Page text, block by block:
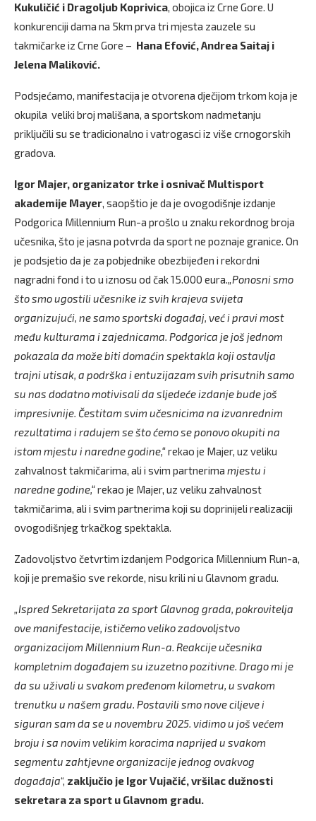
Kukuličić i Dragoljub Koprivica, obojica iz Crne Gore. U
konkurenciji dama na 5km prva tri mjesta zauzele su
takmičarke iz Crne Gore – Hana Efović, Andrea Saitaj i
Jelena Maliković.
Podsjećamo, manifestacija je otvorena dječijom trkom koja je
okupila veliki broj mališana, a sportskom nadmetanju
priključili su se tradicionalno i vatrogasci iz više crnogorskih
gradova.
Igor Majer, organizator trke i osnivač Multisport
akademije Mayer, saopštio je da je ovogodišnje izdanje
Podgorica Millennium Run-a prošlo u znaku rekordnog broja
učesnika, što je jasna potvrda da sport ne poznaje granice. On
je podsjetio da je za pobjednike obezbijeđen i rekordni
nagradni fond i to u iznosu od čak 15.000 eura.„Ponosni smo
što smo ugostili učesnike iz svih krajeva svijeta
organizujući, ne samo sportski događaj, već i pravi most
među kulturama i zajednicama. Podgorica je još jednom
pokazala da može biti domaćin spektakla koji ostavlja
trajni utisak, a podrška i entuzijazam svih prisutnih samo
su nas dodatno motivisali da sljedeće izdanje bude još
impresivnije. Čestitam svim učesnicima na izvanrednim
rezultatima i radujem se što ćemo se ponovo okupiti na
istom mjestu i naredne godine,“rekao je Majer, uz veliku
zahvalnost takmičarima, ali i svim partnerima mjestu i
naredne godine,“rekao je Majer, uz veliku zahvalnost
takmičarima, ali i svim partnerima koji su doprinijeli realizaciji
ovogodišnjeg trkačkog spektakla.
Zadovoljstvo četvrtim izdanjem Podgorica Millennium Run-a,
koji je premašio sve rekorde, nisu krili ni u Glavnom gradu.
„Ispred Sekretarijata za sport Glavnog grada, pokrovitelja
ove manifestacije, ističemo veliko zadovoljstvo
organizacijom Millennium Run-a. Reakcije učesnika
kompletnim događajem su izuzetno pozitivne. Drago mi je
da su uživali u svakom pređenom kilometru, u svakom
trenutku u našem gradu. Postavili smo nove ciljeve i
siguran sam da se u novembru 2025. vidimo u još većem
broju i sa novim velikim koracima naprijed u svakom
segmentu zahtjevne organizacije jednog ovakvog
događaja“, zaključio je Igor Vujačić, vršilac dužnosti
sekretara za sport u Glavnom gradu.